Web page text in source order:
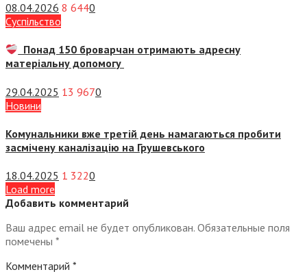
08.04.2026 8 6440
Суспiльство
Понад 150 броварчан отримають адресну
матеріальну допомогу
29.04.2025 13 9670
Новини
Комунальники вже третій день намагаються пробити
засмічену каналізацію на Грушевського
18.04.2025 1 3220
Load more
Добавить комментарий
Ваш адрес email не будет опубликован. Обязательные поля
помечены *
Комментарий *